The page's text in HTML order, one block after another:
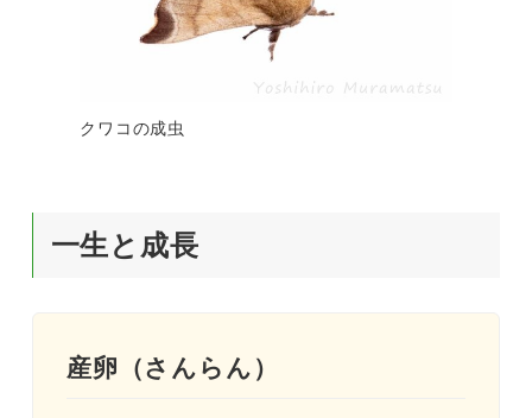
クワコの成虫
一生と成長
産卵（さんらん）